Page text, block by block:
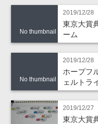
No thumbnail
2019/12/28
東京大賞
ーム
No thumbnail
2019/12/28
ホープフ
ェルトラ
2019/12/27
東京大賞